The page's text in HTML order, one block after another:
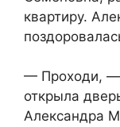
квартиру.
— Проходи, —
открыла
Александра